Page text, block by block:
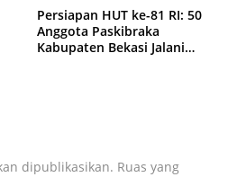
Persiapan HUT ke-81 RI: 50
Anggota Paskibraka
Kabupaten Bekasi Jalani
dipublikasikan. Ruas yang